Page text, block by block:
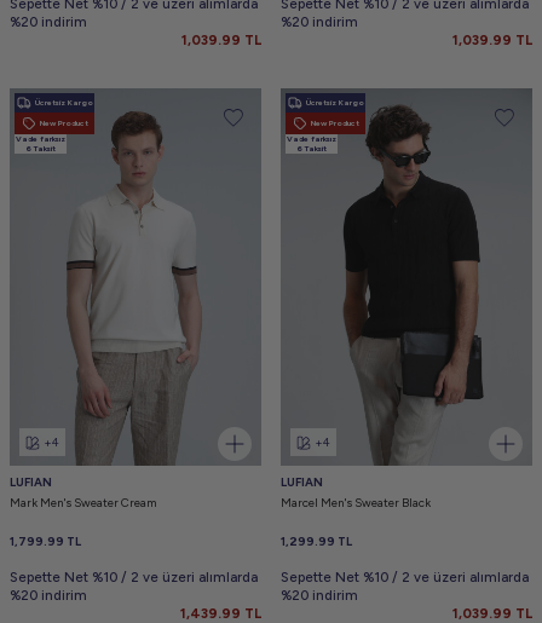
Sepette Net %10 / 2 ve üzeri alımlarda
%20 indirim
1,039.99 TL
Sepette Net %10 / 2 ve üzeri alımlarda
%20 indirim
1,039.99 TL
Ücretsiz Kargo
New Product
Vade farksız
6 Taksit
+4
LUFIAN
Mark Men's Sweater Cream
1,799.99 TL
Sepette Net %10 / 2 ve üzeri alımlarda
%20 indirim
1,439.99 TL
Ücretsiz Kargo
New Product
Vade farksız
6 Taksit
+4
LUFIAN
Marcel Men's Sweater Black
1,299.99 TL
Sepette Net %10 / 2 ve üzeri alımlarda
%20 indirim
1,039.99 TL